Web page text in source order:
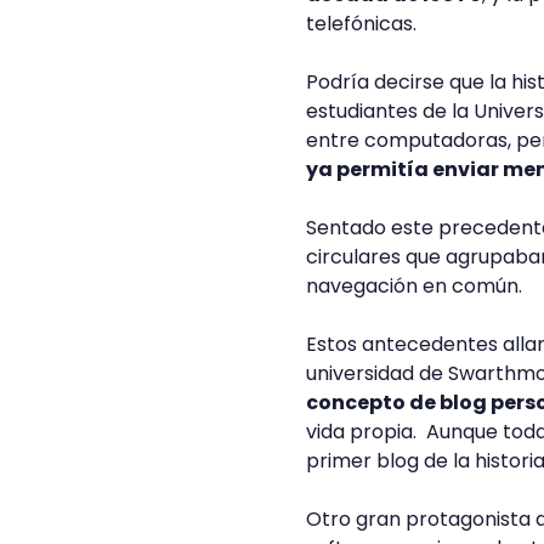
telefónicas.
Podría decirse que la
estudiantes de la
entre computadoras,
ya permitía enviar
Sentado este
circulares que
navegación en común.
Estos antecedentes
universidad de
concepto de blog
vida propia. Aunque
primer blog de la
Otro gran protagonista